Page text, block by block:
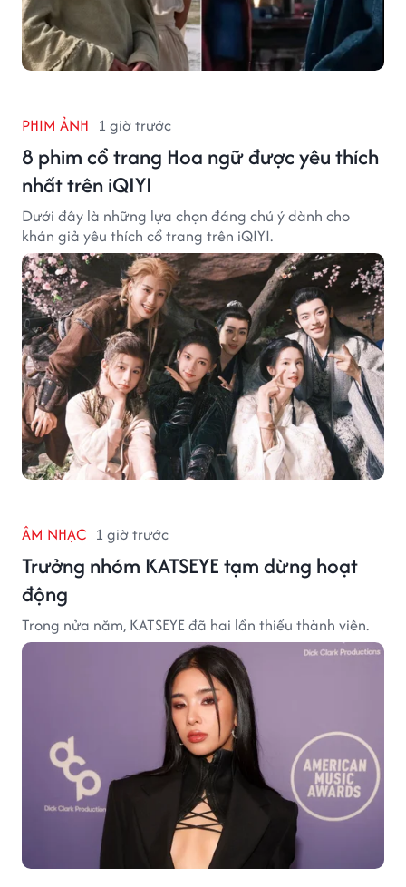
PHIM ẢNH 1 giờ trước
8 phim cổ trang Hoa ngữ được yêu thích
nhất trên iQIYI
Dưới đây là những lựa chọn đáng chú ý dành cho
khán giả yêu thích cổ trang trên iQIYI.
ÂM NHẠC 1 giờ trước
Trưởng nhóm KATSEYE tạm dừng hoạt
động
Trong nửa năm, KATSEYE đã hai lần thiếu thành viên.